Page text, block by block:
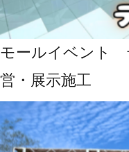
モールイベント
営・展示施工